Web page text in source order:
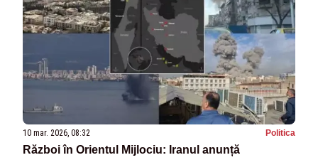
10 mar. 2026, 08:32 Politica
Război în Orientul Mijlociu: Iranul anunță